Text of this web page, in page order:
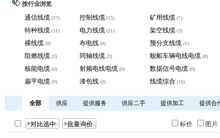
按行业浏览
通信线缆 (17) 控制线缆 (15) 矿用线缆 (7)
特种线缆 (11) 电力线缆 (21) 架空线缆 (3)
裸线缆 (0) 布电线 (0) 预分支线缆 (1)
阻燃线缆 (3) 同轴线缆 (3) 舰船车辆电线电缆 (0)
核能电缆 (0) 射频电线电缆 (0) 数据信号电缆 (0)
扁平电缆 (0) 漆包线 (0) 线缆综合 (16)
全部 供应 提供服务 供应二手 提供加工 提供合
标价 图